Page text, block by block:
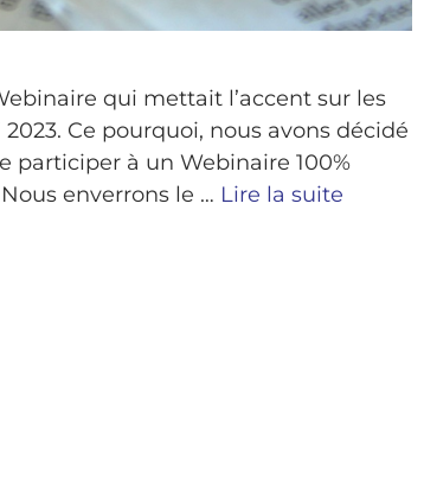
qui mettait l’accent sur les
Ce pourquoi, nous avons décidé
participer à un Webinaire 100%
enverrons le … Lire la suite